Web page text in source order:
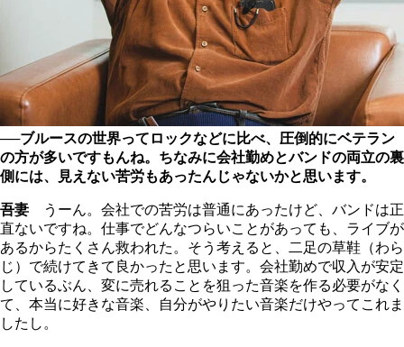
──ブルースの世界ってロックなどに比べ、圧倒的にベテラン
の方が多いですもんね。ちなみに会社勤めとバンドの両立の裏
側には、見えない苦労もあったんじゃないかと思います。
吾妻 うーん。会社での苦労は普通にあったけど、バンドは正
直ないですね。仕事でどんなつらいことがあっても、ライブが
あるからたくさん救われた。そう考えると、二足の草鞋（わら
じ）で続けてきて良かったと思います。会社勤めで収入が安定
しているぶん、変に売れることを狙った音楽を作る必要がなく
て、本当に好きな音楽、自分がやりたい音楽だけやってこれま
したし。